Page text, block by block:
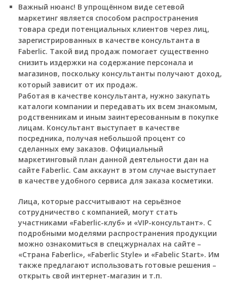
Важный нюанс! В упрощённом виде сетевой
маркетинг является способом распространения
товара среди потенциальных клиентов через лиц,
зарегистрированных в качестве консультанта в
Faberlic. Такой вид продаж помогает существенно
снизить издержки на содержание персонала и
магазинов, поскольку консультанты получают доход,
который зависит от их продаж.
Работая в качестве консультанта, нужно закупать
каталоги компании и передавать их всем знакомым,
родственникам и иным заинтересованным в покупке
лицам. Консультант выступает в качестве
посредника, получая небольшой процент со
сделанных ему заказов. Официальный
маркетинговый план данной деятельности дан на
сайте Faberlic. Сам аккаунт в этом случае выступает
в качестве удобного сервиса для заказа косметики.
Лица, которые рассчитывают на серьёзное
сотрудничество с компанией, могут стать
участниками «Faberlic-клуб» и «VIP-консультант». С
подробными моделями распространения продукции
можно ознакомиться в спецжурналах на сайте –
«Страна Faberlic», «Faberlic Style» и «Fabelic Start». Им
также предлагают использовать готовые решения –
открыть свой интернет-магазин и т.п.